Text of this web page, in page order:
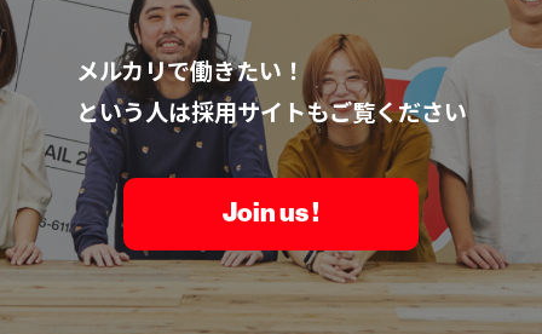
メルカリで働きたい！
という人は採用サイトもご覧ください
Join us !